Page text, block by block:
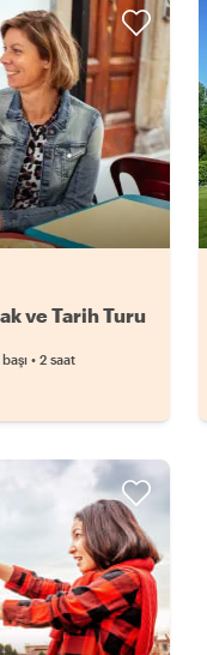
ve Tarih Turu
•2 saat